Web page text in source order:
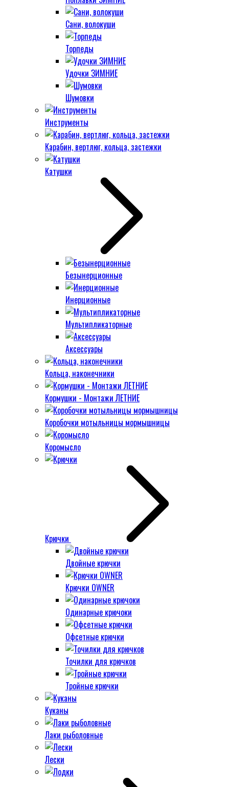
Сани, волокуши
Торпеды
Удочки ЗИМНИЕ
Шумовки
Инструменты
Карабин, вертлюг, кольца, застежки
Катушки
Безынерционные
Инерционные
Мультипликаторные
Аксессуары
Кольца, наконечники
Кормушки - Монтажи ЛЕТНИЕ
Коробочки мотыльницы мормышницы
Коромысло
Крючки
Двойные крючки
Крючки OWNER
Одинарные крючоки
Офсетные крючки
Точилки для крючков
Тройные крючки
Куканы
Лаки рыболовные
Лески